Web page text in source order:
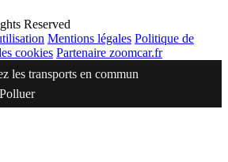
Reserved
Mentions légales Politique de
cookies Partenaire zoomcar.fr
les transports en commun